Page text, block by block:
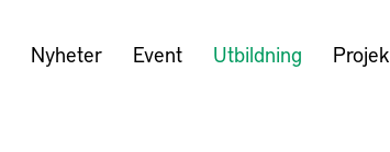
Nyheter Event Utbildning